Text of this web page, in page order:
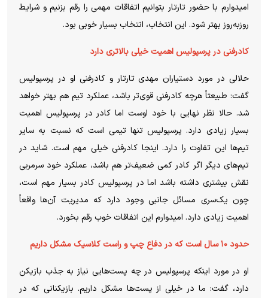
امیدوارم با حضور تارتار بتوانیم اتفاقات مهمی را رقم بزنیم و شرایط
روزبه‌روز بهتر شود. این انتخاب، انتخاب بسیار خوبی بود.
کادرفنی در پرسپولیس اهمیت خیلی بالاتری دارد
حلالی در مورد دستیاران مهدی تارتار و کادرفنی او در پرسپولیس
گفت: طبیعتاً هرچه کادرفنی قوی‌تر باشد، عملکرد تیم هم بهتر خواهد
شد. حالا نظر نهایی با خود اوست اما کادر در پرسپولیس اهمیت
بسیار زیادی دارد. پرسپولیس تنها تیمی است که نسبت به سایر
تیم‌ها این تفاوت را دارد. اینجا کادرفنی خیلی مهم است. شاید در
تیم‌های دیگر اگر کادر کمی ضعیف‌تر هم باشد، عملکرد خود سرمربی
نقش بیشتری داشته باشد اما در پرسپولیس کادر بسیار مهم است،
چون یک‌سری مسائل جانبی وجود دارد که مدیریت آن‌ها واقعاً
اهمیت زیادی دارد. امیدوارم این اتفاقات خوب رقم بخورد.
حدود ۱۰ سال است که در دفاع چپ و راست کلاسیک مشکل داریم
او در مورد اینکه پرسپولیس در چه پست‌هایی نیاز به جذب بازیکن
دارد، گفت: ما در خیلی از پست‌ها مشکل داریم. بازیکنانی که در